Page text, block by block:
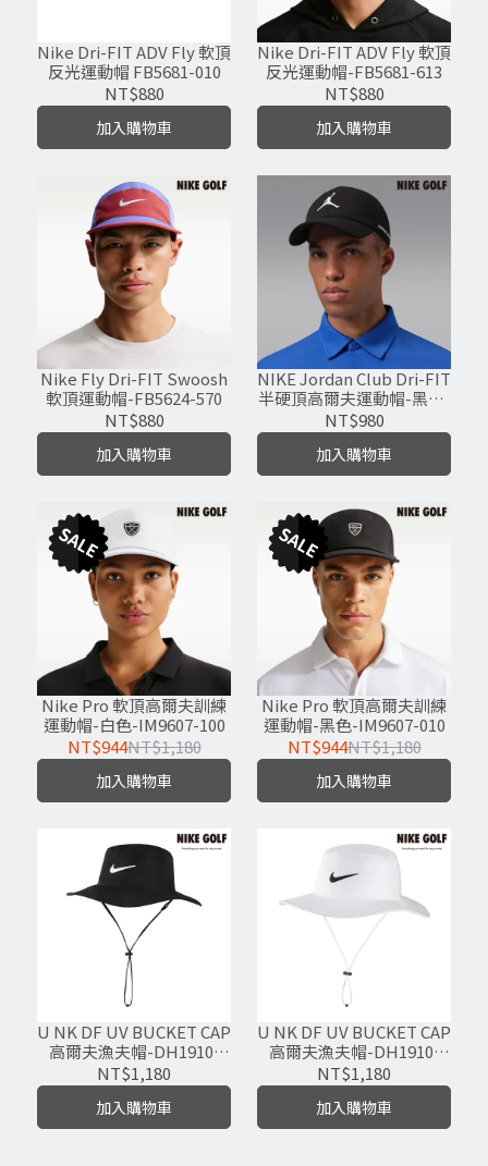
Nike Dri-FIT ADV Fly 軟頂
反光運動帽 FB5681-010
NT$880
加入購物車
Nike Dri-FIT ADV Fly 軟頂
反光運動帽-FB5681-613
NT$880
加入購物車
Nike Fly Dri-FIT Swoosh
軟頂運動帽-FB5624-570
NT$880
加入購物車
NIKE Jordan Club Dri-FIT
半硬頂高爾夫運動帽-黑色-
IM4515-010
NT$980
加入購物車
Nike Pro 軟頂高爾夫訓練
運動帽-白色-IM9607-100
NT$944NT$1,180
加入購物車
Nike Pro 軟頂高爾夫訓練
運動帽-黑色-IM9607-010
NT$944NT$1,180
加入購物車
U NK DF UV BUCKET CAP
高爾夫漁夫帽-DH1910-
010
NT$1,180
加入購物車
U NK DF UV BUCKET CAP
高爾夫漁夫帽-DH1910-
100
NT$1,180
加入購物車